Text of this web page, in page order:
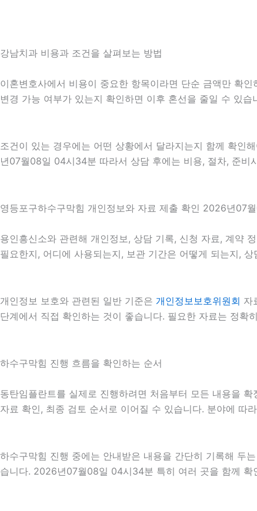
강남치과 비용과 조건을 살펴보는 방법
이혼변호사에서 비용이 중요한 항목이라면 단순 금액만 확
변경 가능 여부가 있는지 확인하면 이후 혼선을 줄일 수 있
조건이 있는 경우에는 어떤 상황에서 달라지는지 함께 확인
년07월08일 04시34분 따라서 상담 후에는 비용, 절차, 준비
영등포구하수구막힘 개인정보와 자료 제출 확인 2026년07
용인흥신소와 관련해 개인정보, 상담 기록, 신청 자료, 계약
필요한지, 어디에 사용되는지, 보관 기간은 어떻게 되는지,
개인정보 보호와 관련된 일반 기준은 개인정보보호위원회 자
단계에서 직접 확인하는 것이 좋습니다. 필요한 자료는 정확
하수구막힘 진행 흐름을 확인하는 순서
동탄임플란트를 실제로 진행하려면 처음부터 모든 내용을
자료 확인, 최종 검토 순서로 이어질 수 있습니다. 분야에 따
하수구막힘 진행 중에는 안내받은 내용을 간단히 기록해 두
습니다. 2026년07월08일 04시34분 특히 여러 곳을 함께 확